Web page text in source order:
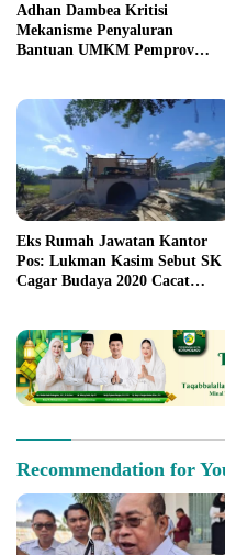
Adhan Dambea Kritisi
Mekanisme Penyaluran
Bantuan UMKM Pemprov
Eks Rumah Jawatan Kantor
Pos: Lukman Kasim Sebut SK
Cagar Budaya 2020 Cacat
Recommendation for